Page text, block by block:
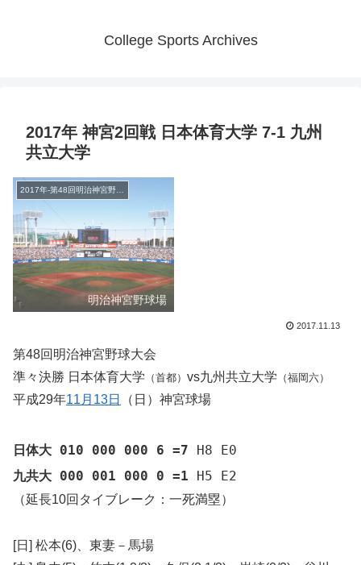
College Sports Archives
2017年 神宮2回戦 日本体育大学 7-1 九州
共立大学
2017年-第48回明治神宮野球大会
明治神宮野球場
2017.11.13
第48回明治神宮野球大会
準々決勝 日本体育大学 （首都） vs九州共立大学 （福岡六）
平成29年11月13日 （日）神宮球場
日体大 010 000 000 6 =7 H8 E0
九共大 000 001 000 0 =1 H5 E2
（延長10回タイブレーク：一死満塁）
[日] 松本(6)、東妻－馬場